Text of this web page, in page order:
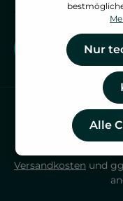
Vertrag
Vertrag
Versandkosten und
Nur
Alle